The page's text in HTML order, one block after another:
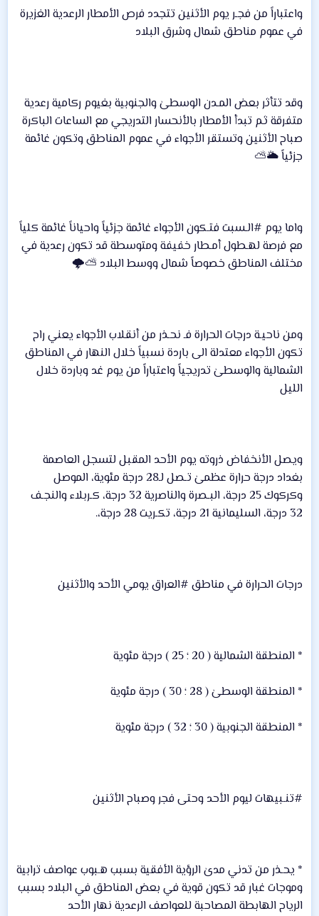
واعتباراً من فجـر يوم الأثنين تتجدد فرص الأمطار الرعدية الغزيرة
في عموم مناطق شمال وشرق البلاد
وقد تتأثر بعض المـدن الوسطىٰ والجنوبية بغيوم ركامية رعدية
متفرقة ثم تبدأ الأمطار بالأنحسار التدريجي مع الساعات الباكرة
صباح الأثنين وتستقر الأجواء في عموم المناطق وتكون غائمة
جزئياً 🌥⛅️
واما يوم #الـسبت فتـكون الأجواء غائمة جزئياً واحياناً غائمة كلياً
مع فرصة لهـطول أمـطار خفيفة ومتوسطة قد تكون رعدية في
مختلف المناطق خصوصاً شمال ووسط البلاد ⛅️🌩
ومن ناحيـة درجات الحرارة فـ نحـذر من أنقلاب الأجواء يعني راح
تكون الأجواء معتدلة الى باردة نسبياً خلال النهار في المناطق
الشمالية والوسطىٰ تدريجياً واعتباراً من يوم غد وباردة خلال
الليل
ويصل الأنخفاض ذروته يوم الأحد المقبل لتسجل العاصمة
بغداد درجة حرارة عظمىٰ تـصل لـ28 درجة مئوية، الموصل
وكركوك 25 درجة، البـصرة والناصرية 32 درجة، كـربلاء والنجـف
32 درجة، السليمانية 21 درجة، تكـريت 28 درجة،.
درجات الحرارة في مناطق #العراق يومي الأحد والأثنين
* المنطقة الشمالية ( 20 ؛ 25 ) درجة مئوية
* المنطقة الوسطىٰ ( 28 ؛ 30 ) درجة مئوية
* المنطقة الجنوبية ( 30 ؛ 32 ) درجة مئوية
#تنـبيهات ليوم الأحد وحتى فجر وصباح الأثنين
* يحـذر من تدني مدىٰ الرؤية الأفقية بسبب هـبوب عواصف ترابية
وموجات غبار قد تكون قوية في بعض المناطق في البلاد بسبب
الرياح الهابطة المصاحبة للعواصف الرعدية نهار الأحد